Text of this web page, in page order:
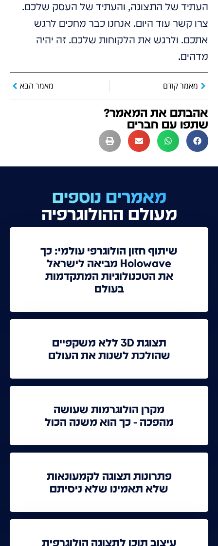
העתיד של התצוגה, והעתיד של העסק שלכם.
צרו קשר עוד היום. אנחנו כבר מחכים לרגש
אתכם. ולרגש את הלקוחות שלכם. זה יהיה
מדהים.
מאמר קודם מאמר הבא
אהבתם את המאמר?
שתפו עם חברים
מאמרים נוספים
מעולם ההולוגרפיה
שיתוף חזון הולוגרפי עולמי: כך
Holowave מביאה לישראל
את הטכנולוגיות המתקדמות
בעולם
תצוגת 3D ללא משקפיים
שהולכת לשנות את העולם
מקרן הולוגרמות שעושה
מהפכה - כך הוא משנה הכול
פתרונות תצוגה לקמעונאות
שלא תאמינו שלא ניסיתם
עיצוב תוכן לתצוגה הולוגרפית